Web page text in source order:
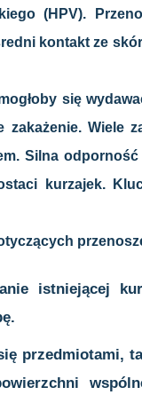
(HPV).
kontakt ze
się
zakażenie. Wiele
Silna
kurzajek.
istniejącej
przedmiotami,